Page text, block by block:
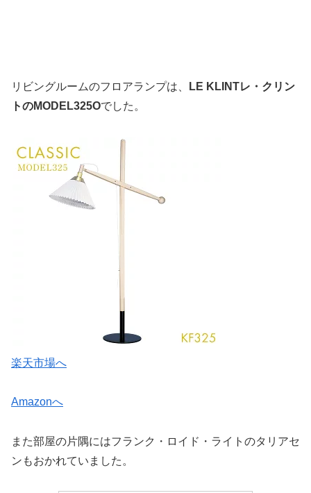
リビングルームのフロアランプは、
LE KLINTレ・クリン
トのMODEL325Oでした。
楽天市場へ
Amazonへ
また部屋の片隅にはフランク・ロイド・ライトのタリアセ
ンもおかれていました。